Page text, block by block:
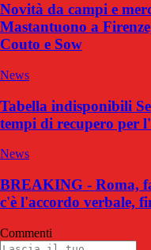
Novità da campi e
Mastantuono a
Couto e Sow
News
Tabella indisponibili
tempi di recupero per
News
BREAKING - Roma,
c'è l'accordo verbale,
Commenti